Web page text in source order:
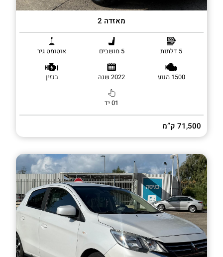
מאזדה 2
5 דלתות 5 מושבים אוטומט גיר
1500 מנוע 2022 שנה בנזין
01 יד
71,500 ק”מ